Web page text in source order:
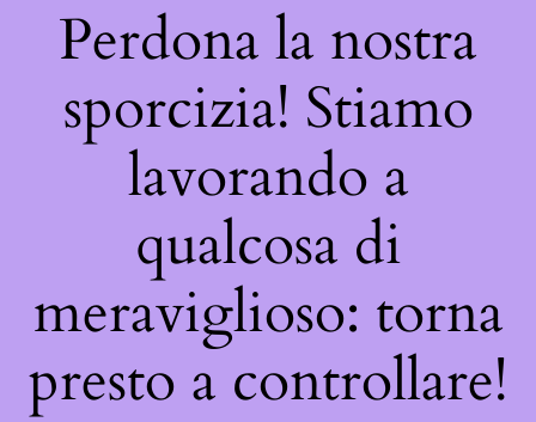
Perdona la nostra
sporcizia! Stiamo
lavorando a
qualcosa di
meraviglioso: torna
presto a controllare!